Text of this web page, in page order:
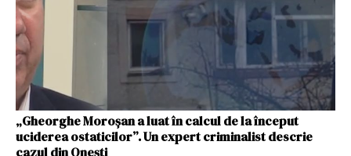
„Gheorghe Moroșan a luat în calcul de la început
uciderea ostaticilor”. Un expert criminalist descrie
cazul din Onești